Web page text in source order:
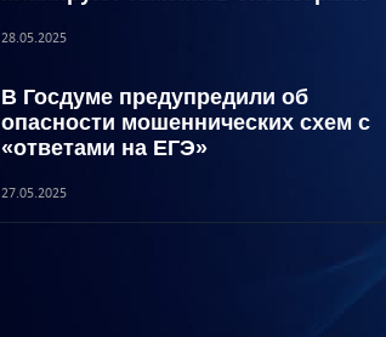
28.05.2025
В Госдуме предупредили об
опасности мошеннических схем с
«ответами на ЕГЭ»
27.05.2025